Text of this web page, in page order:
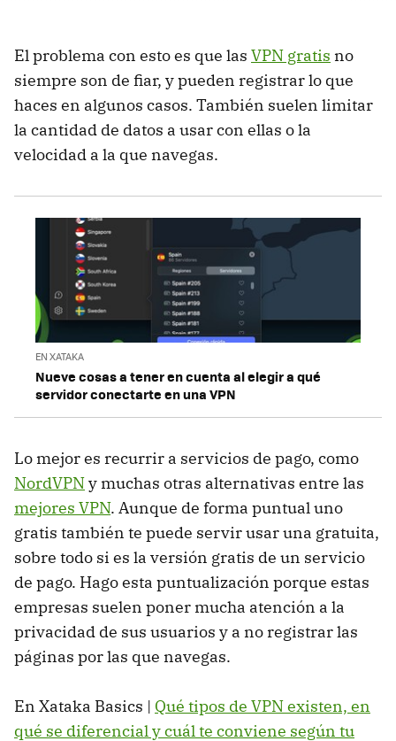
El problema con esto es que las VPN gratis no
siempre son de fiar, y pueden registrar lo que
haces en algunos casos. También suelen limitar
la cantidad de datos a usar con ellas o la
velocidad a la que navegas.
EN XATAKA
Nueve cosas a tener en cuenta al elegir a qué
servidor conectarte en una VPN
Lo mejor es recurrir a servicios de pago, como
NordVPNy muchas otras alternativas entre las
mejores VPN. Aunque de forma puntual uno
gratis también te puede servir usar una gratuita,
sobre todo si es la versión gratis de un servicio
de pago. Hago esta puntualización porque estas
empresas suelen poner mucha atención a la
privacidad de sus usuarios y a no registrar las
páginas por las que navegas.
En Xataka Basics | Qué tipos de VPN existen, en
qué se diferencial y cuál te conviene según tu